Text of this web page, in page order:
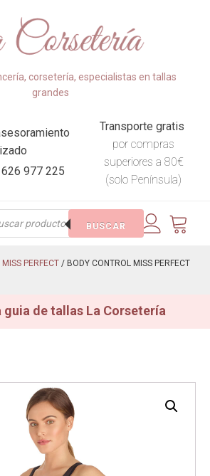
corsetería, especialistas en tallas
grandes
626 977 225
Transporte gratis
por compras
superiores a 80€
(solo Península)
BUSCAR
MISS PERFECT / BODY CONTROL MISS PERFECT
guia de tallas La Corsetería